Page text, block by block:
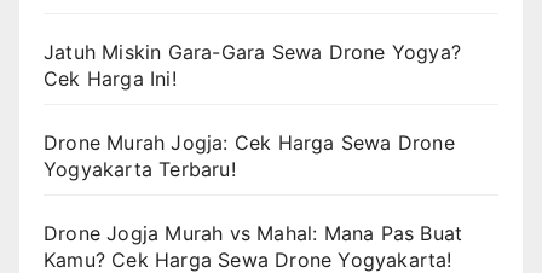
Jatuh Miskin Gara-Gara Sewa Drone Yogya?
Cek Harga Ini!
Drone Murah Jogja: Cek Harga Sewa Drone
Yogyakarta Terbaru!
Drone Jogja Murah vs Mahal: Mana Pas Buat
Kamu? Cek Harga Sewa Drone Yogyakarta!